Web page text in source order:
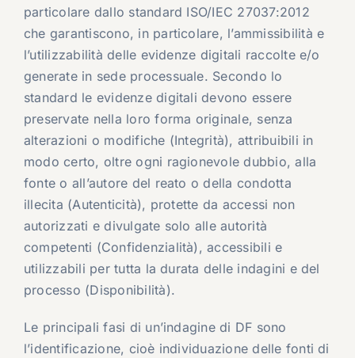
particolare dallo standard ISO/IEC 27037:2012
che garantiscono, in particolare, l’ammissibilità e
l’utilizzabilità delle evidenze digitali raccolte e/o
generate in sede processuale. Secondo lo
standard le evidenze digitali devono essere
preservate nella loro forma originale, senza
alterazioni o modifiche (Integrità), attribuibili in
modo certo, oltre ogni ragionevole dubbio, alla
fonte o all’autore del reato o della condotta
illecita (Autenticità), protette da accessi non
autorizzati e divulgate solo alle autorità
competenti (Confidenzialità), accessibili e
utilizzabili per tutta la durata delle indagini e del
processo (Disponibilità).
Le principali fasi di un’indagine di DF sono
l’identificazione, cioè individuazione delle fonti di